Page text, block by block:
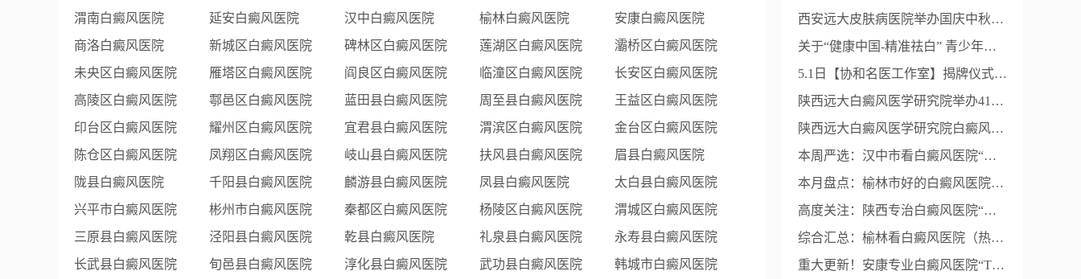
渭南白癜风医院
延安白癜风医院 汉中白癜风医院 榆林白癜风医院
安康白癜风医院
商洛白癜风医院
新城区白癜风医院 碑林区白癜风医院 莲湖区白癜风医院
灞桥区白癜风医院
未央区白癜风医院
雁塔区白癜风医院 阎良区白癜风医院 临潼区白癜风医院
长安区白癜风医院
高陵区白癜风医院
鄠邑区白癜风医院 蓝田县白癜风医院 周至县白癜风医院
王益区白癜风医院
印台区白癜风医院
耀州区白癜风医院 宜君县白癜风医院 渭滨区白癜风医院
金台区白癜风医院
陈仓区白癜风医院
凤翔区白癜风医院 岐山县白癜风医院 扶风县白癜风医院
眉县白癜风医院
陇县白癜风医院
千阳县白癜风医院 麟游县白癜风医院 凤县白癜风医院
太白县白癜风医院
兴平市白癜风医院
彬州市白癜风医院 秦都区白癜风医院 杨陵区白癜风医院
渭城区白癜风医院
三原县白癜风医院
泾阳县白癜风医院 乾县白癜风医院 礼泉县白癜风医院
永寿县白癜风医院
长武县白癜风医院
旬邑县白癜风医院 淳化县白癜风医院 武功县白癜风医院
韩城市白癜风医院
西安远大皮肤病医院举办国庆中秋白癜风京陕专家联合会诊+援助活动
关于“健康中国-精准祛白” 青少年白癜风公益援助活动的通知
5.1日【协和名医工作室】揭牌仪式在西安远大皮肤病医院圆满完成！
陕西远大白癜风医学研究院举办415全国白癜风防治日活动进行中
陕西远大白癜风医学研究院白癜风春季抗复发关爱行动开启
本周严选：汉中市看白癜风医院“内容精选”-白癜风康复效果不理想的原因？
本月盘点：榆林市好的白癜风医院（热门推荐）-白癜风的治疗要注意什么？
高度关注：陕西专治白癜风医院“靠谱推荐”-孩子应该怎样防备白癜风
综合汇总：榆林看白癜风医院（热门排行榜）-病人医治白癜风时应该留意哪些
重大更新！安康专业白癜风医院“TOP3公布”-要怎么防备白癜风呈现